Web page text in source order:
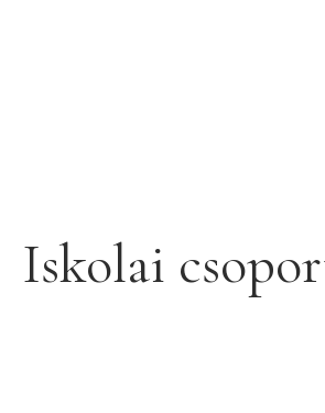
Iskolai